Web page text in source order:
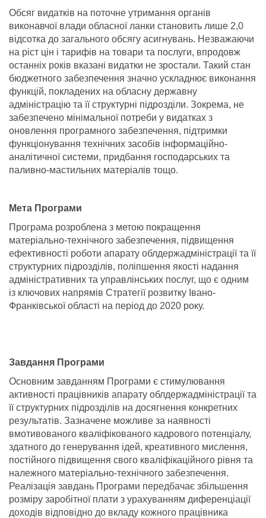
Обсяг видатків на поточне утримання органів
виконавчої влади обласної ланки становить лише 2,0
відсотка до загального обсягу асигнувань. Незважаючи
на ріст цін і тарифів на товари та послуги, впродовж
останніх років вказані видатки не зростали. Такий стан
бюджетного забезпечення значно ускладнює виконання
функцій, покладених на обласну державну
адміністрацію та її структурні підрозділи. Зокрема, не
забезпечено мінімальної потреби у видатках з
оновлення програмного забезпечення, підтримки
функціонування технічних засобів інформаційно-
аналітичної системи, придбання господарських та
паливно-мастильних матеріалів тощо.
Мета Програми
Програма розроблена з метою покращення
матеріально-технічного забезпечення, підвищення
ефективності роботи апарату облдержадміністрації та її
структурних підрозділів, поліпшення якості надання
адміністративних та управлінських послуг, що є одним
із ключових напрямів Стратегії розвитку Івано-
Франківської області на період до 2020 року.
Завдання Програми
Основним завданням Програми є стимулювання
активності працівників апарату облдержадміністрації та
її структурних підрозділів на досягнення конкретних
результатів. Зазначене можливе за наявності
вмотивованого кваліфікованого кадрового потенціалу,
здатного до генерування ідей, креативного мислення,
постійного підвищення свого кваліфікаційного рівня та
належного матеріально-технічного забезпечення.
Реалізація завдань Програми передбачає збільшення
розміру заробітної плати з урахуванням диференціації
доходів відповідно до вкладу кожного працівника